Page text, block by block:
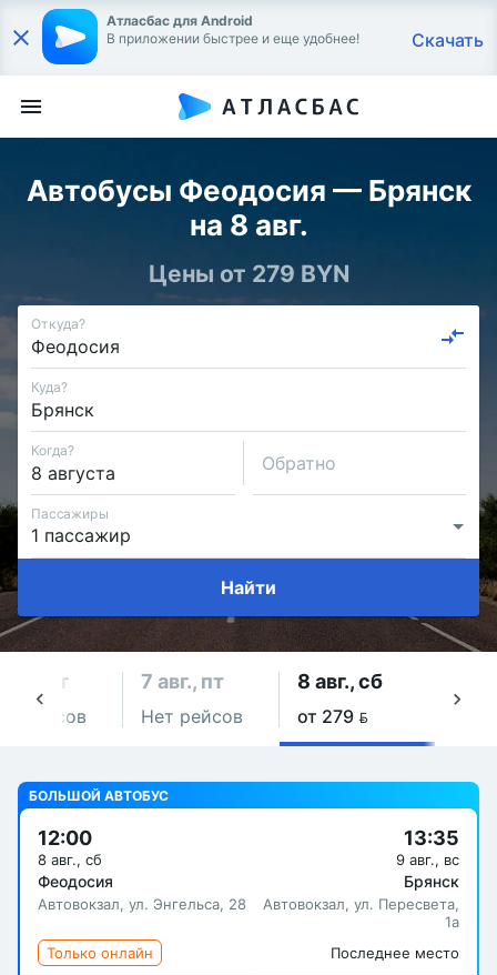
Атласбас для Android
В приложении быстрее и еще удобнее!
Скачать
Автобусы Феодосия — Брянск
на 8 авг.
Цены от 279 BYN
Откуда?
Куда?
Когда?
Обратно
Пассажиры
Найти
чт
рейсов
7 авг., пт
Нет рейсов
8 авг., сб
от 279 
БОЛЬШОЙ АВТОБУС
12:00
8 авг., сб
Феодосия
Автовокзал, ул. Энгельса, 28
13:35
9 авг., вс
Брянск
Автовокзал, ул. Пересвета,
1а
Только онлайн
Последнее место